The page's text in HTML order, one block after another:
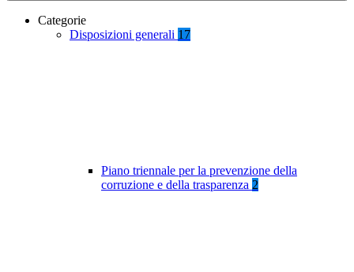
Categorie
Disposizioni generali 17
Piano triennale per la prevenzione della
corruzione e della trasparenza 2